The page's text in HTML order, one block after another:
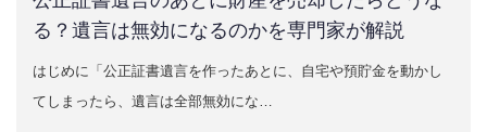
る？遺言は無効になるのかを専門家が解説
はじめに「公正証書遺言を作ったあとに、自宅や預貯金を動かし
てしまったら、遺言は全部無効にな…